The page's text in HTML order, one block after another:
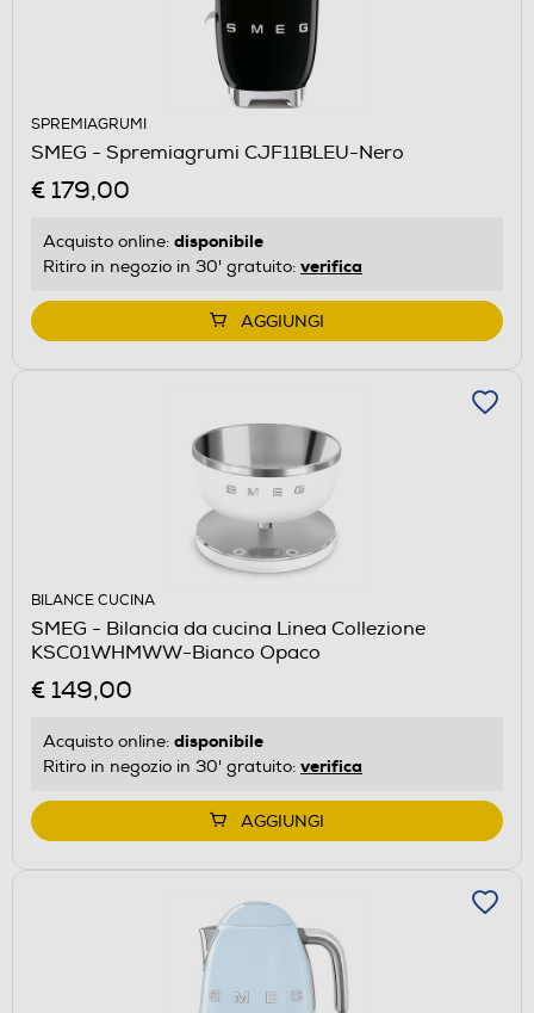
SPREMIAGRUMI
SMEG - Spremiagrumi CJF11BLEU-Nero
€ 179,00
Acquisto online: disponibile
Ritiro in negozio in 30' gratuito: verifica
AGGIUNGI
BILANCE CUCINA
SMEG - Bilancia da cucina Linea Collezione
KSC01WHMWW-Bianco Opaco
€ 149,00
Acquisto online: disponibile
Ritiro in negozio in 30' gratuito: verifica
AGGIUNGI